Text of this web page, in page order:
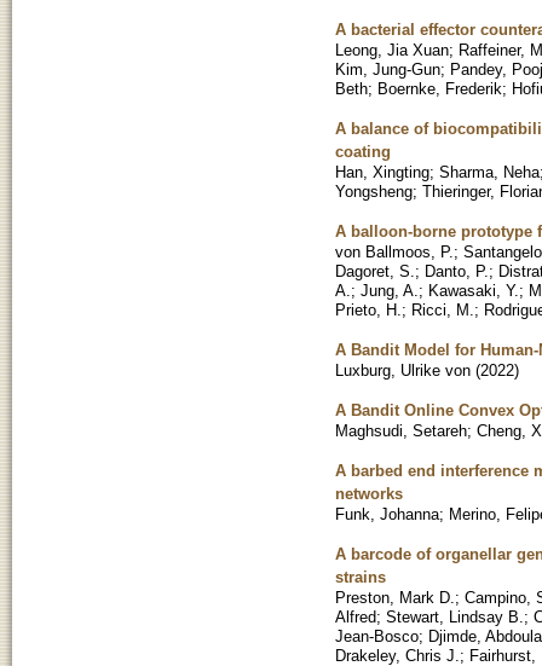
A bacterial effector
Leong, Jia Xuan; Raffeiner,
Kim, Jung-Gun; Pandey,
Beth; Boernke, Frederik;
A balance of
coating
Han, Xingting; Sharma, Neha
Yongsheng; Thieringer,
A balloon-borne prototype
von Ballmoos, P. ;
Dagoret, S. ; Danto, P. ;
A. ; Jung, A. ; Kawasaki, Y. ;
Prieto, H. ; Ricci, M. ;
A Bandit Model for
Luxburg, Ulrike von (2022)
A Bandit Online Convex
Maghsudi, Setareh; Cheng,
A barbed end interference
networks
Funk, Johanna; Merino,
A barcode of organellar
strains
Preston, Mark D. ; Campino,
Alfred; Stewart, Lindsay B. ;
Jean-Bosco; Djimde,
Drakeley, Chris J. ; Fairhurst,